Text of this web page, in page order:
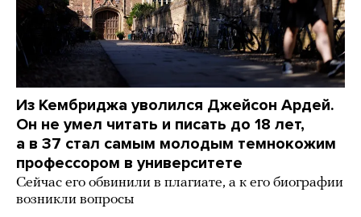
Из Кембриджа уволился Джейсон Ардей.
Он не умел читать и писать до 18 лет,
а в 37 стал самым молодым темнокожим
профессором в университете
Сейчас его обвинили в плагиате, а к его биографии
возникли вопросы